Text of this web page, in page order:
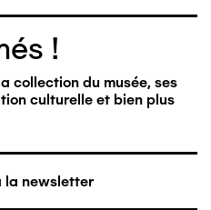
!
collection du musée, ses
culturelle et bien plus
la newsletter